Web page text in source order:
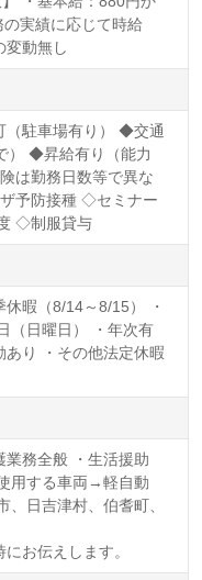
実績に応じて時給
動無し
（駐車場有り） ◆交通
） ◆昇給有り（能力
は勤務日数等で異な
予防接種 ◇セミナー
◇制服貸与
暇（8/14～8/15） ・
（日曜日） ・年次有
り ・その他法定休暇
務全般 ・生活援助
用する車両→軽自動
日吉津村、伯耆町、
お伝えします。